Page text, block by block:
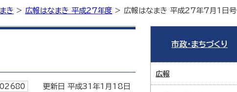
き > 広報はなまき 平成27年度 > 広報はなまき 平成27年7月1日号
更新日 平成31年1月18日
市政・まちづくり
広報